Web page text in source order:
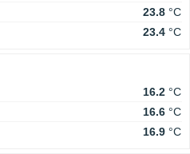
23.8 °C
23.4 °C
16.2 °C
16.6 °C
16.9 °C